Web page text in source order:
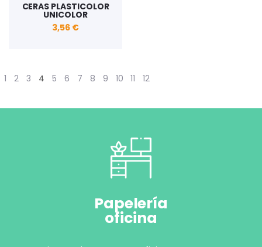
CERAS PLASTICOLOR
UNICOLOR
3,56 €
1 2 3 4 5 6 7 8 9 10 11 12
Papelería
oficina